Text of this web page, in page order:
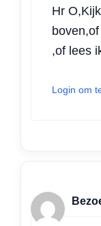
Hr
,of lees
Login om